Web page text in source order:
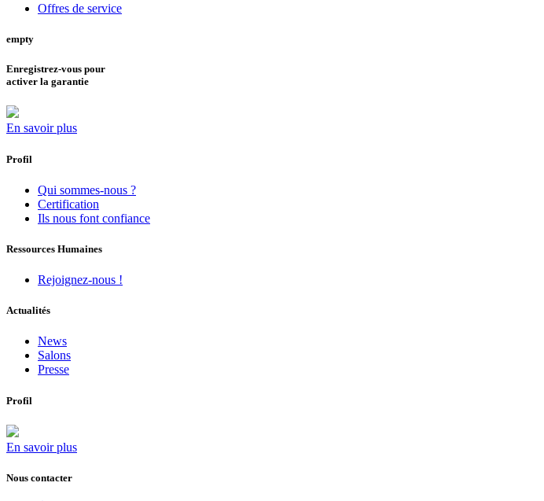
Offres de service
empty
Enregistrez-vous pour
activer la garantie
En savoir plus
Profil
Qui sommes-nous ?
Certification
Ils nous font confiance
Ressources Humaines
Rejoignez-nous !
Actualités
News
Salons
Presse
Profil
En savoir plus
Nous contacter